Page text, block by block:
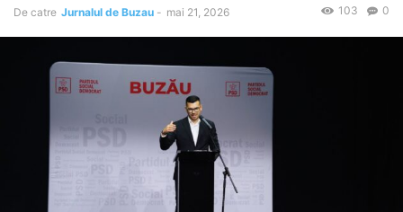
De catre Jurnalul de Buzau - mai 21, 2026 0
103